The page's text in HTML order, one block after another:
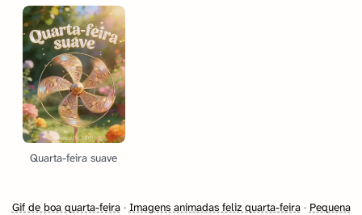
Quarta-feira suave
Gif de boa quarta-feira· Imagens animadas feliz quarta-feira· Pequena